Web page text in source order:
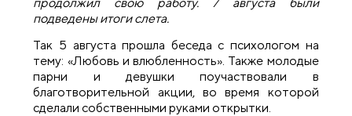
подведены итоги слета.
Так 5 августа прошла беседа с психологом на
тему: «Любовь и влюбленность». Также молодые
парни и девушки поучаствовали в
благотворительной акции, во время которой
сделали собственными руками открытки.